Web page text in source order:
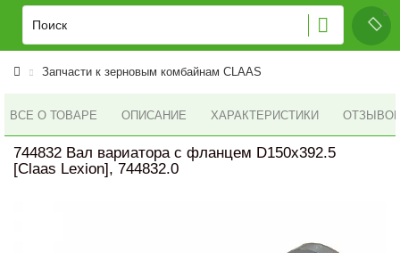
Запчасти к зерновым комбайнам CLAAS
ВСЕ О ТОВАРЕ ОПИСАНИЕ ХАРАКТЕРИСТИКИ ОТЗЫВОВ
744832 Вал вариатора с фланцем D150x392.5
[Claas Lexion], 744832.0